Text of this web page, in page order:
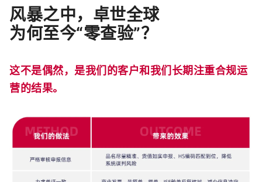
风暴之中，卓世全球
为何至今“零查验”？
这不是偶然，是我们的客户和我们长期注重合规运
营的结果。